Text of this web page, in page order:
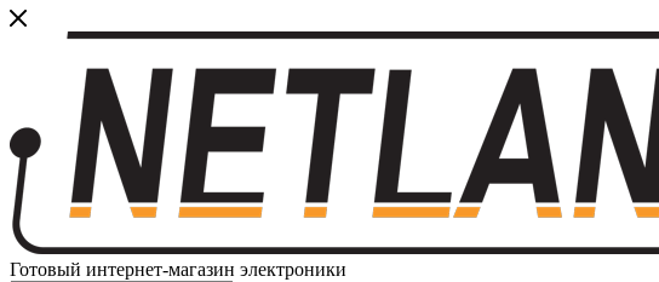
Готовый интернет-магазин электроники